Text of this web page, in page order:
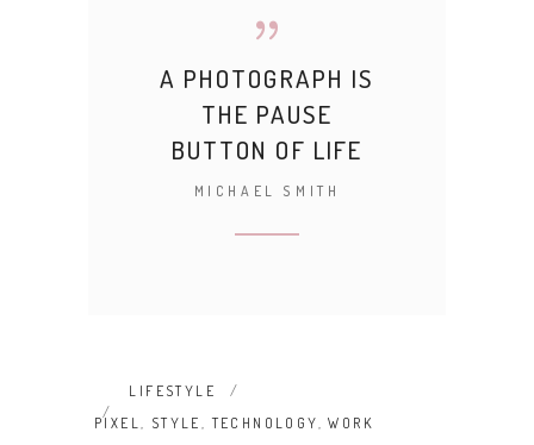
A PHOTOGRAPH IS
THE PAUSE
BUTTON OF LIFE
MICHAEL SMITH
LIFESTYLE
PIXEL, STYLE , TECHNOLOGY,WORK